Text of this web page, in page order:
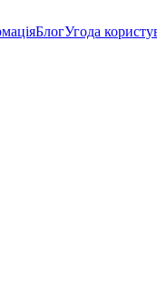
БлогУгода